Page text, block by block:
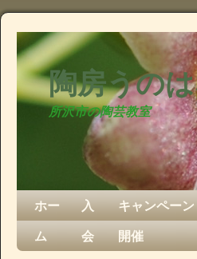
陶房うの
所沢市の陶芸教室
ホー
ム
入
会
キャンペーン
開催